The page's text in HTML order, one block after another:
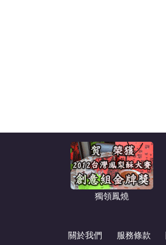
獨領鳳燒
關於我們 服務條款